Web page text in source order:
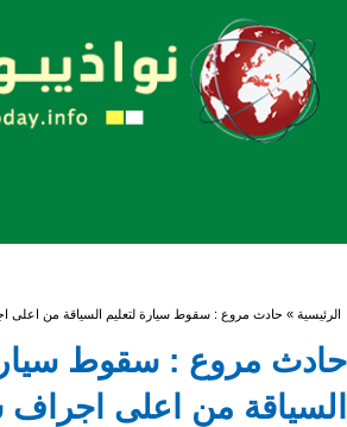
أنت هنا
الرئيسية » حادث مروع : سقوط سيارة لتعليم السياقة من اعلى
حادث مروع : سقوط
السياقة من اعلى